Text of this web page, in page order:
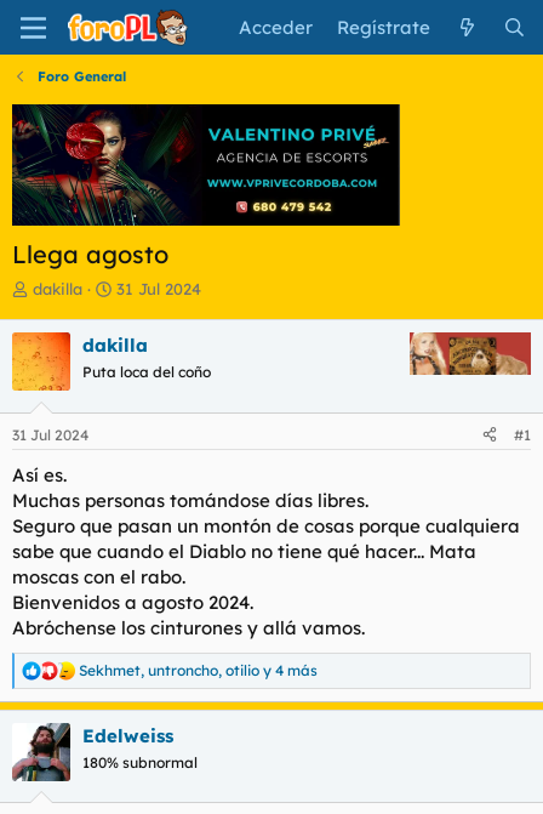
Acceder Regístrate
Foro General
Llega agosto
I
i
c
a
d
o
d
e
l
t
e
a
dakilla
F
h
a
e
c
i
o
31 Jul 2024
dakilla
Puta loca del coño
31 Jul 2024 #1
Así es.
Muchas personas tomándose días libres.
Seguro que pasan un montón de cosas porque cualquiera
sabe que cuando el Diablo no tiene qué hacer... Mata
moscas con el rabo.
Bienvenidos a agosto 2024.
Abróchense los cinturones y allá vamos.
R
e
a
c
i
Sekhmet, untroncho, otilio y 4 más
Edelweiss
180% subnormal